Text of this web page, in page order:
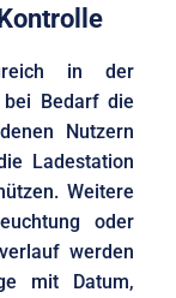
in der
Bedarf die
Nutzern
Ladestation
Weitere
oder
werden
mit Datum,